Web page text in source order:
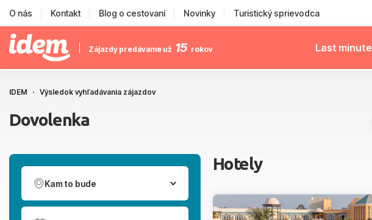
O nás Kontakt Blog o cestovaní Novinky Turistický sprievodca
Zájazdy predávame už 15 rokov Last minute
IDEM Výsledok vyhľadávania zájazdov
Dovolenka
Kam to bude
Hotely